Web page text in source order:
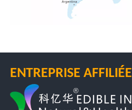
ENTREPRISE AFFILIÉE